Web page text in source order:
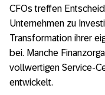
CFOs treffen
Unternehmen zu
Transformation ihrer
bei. Manche
vollwertigen Service-
entwickelt.